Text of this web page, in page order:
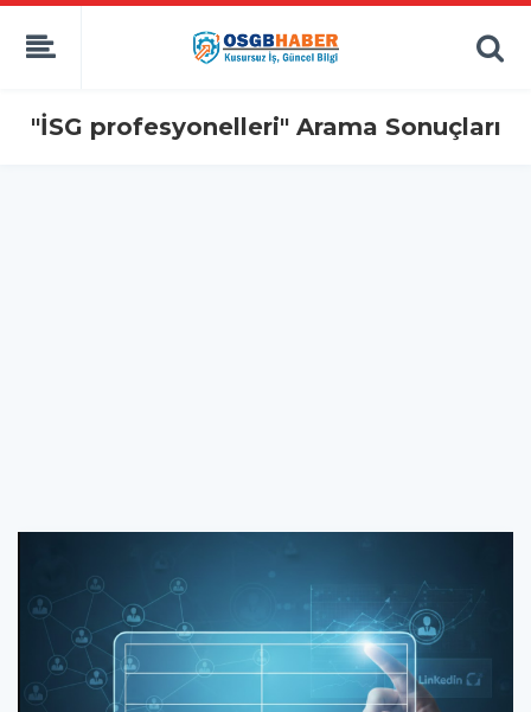
"İSG profesyonelleri" Arama Sonuçları